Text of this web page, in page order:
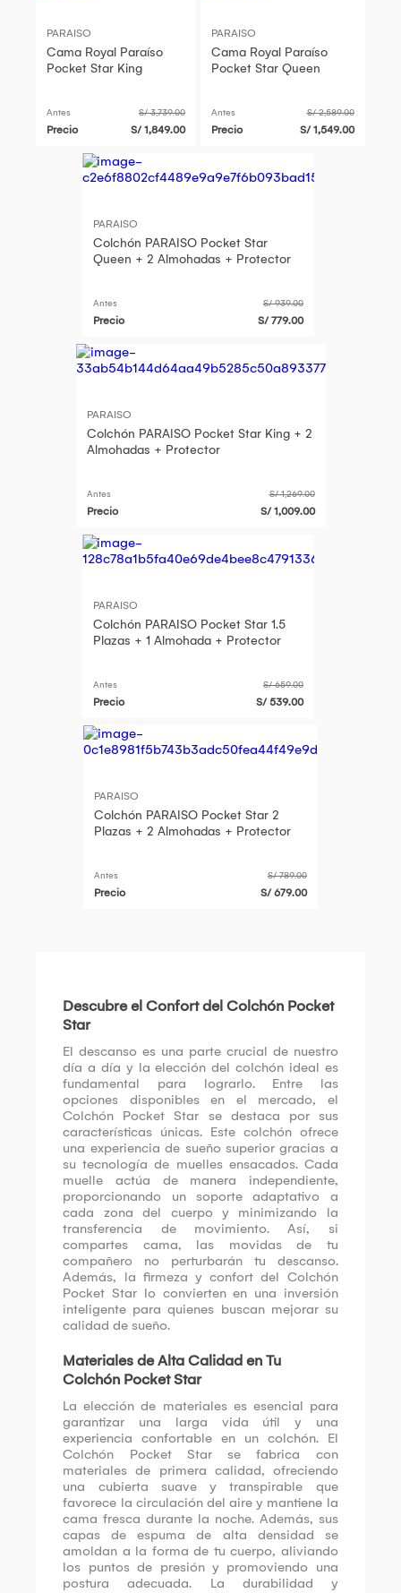
PARAISO
Cama Royal Paraíso
Pocket Star King
Antes S/ 3,739.00
Precio S/ 1,849.00
PARAISO
Cama Royal Paraíso
Pocket Star Queen
Antes S/ 2,589.00
Precio S/ 1,549.00
PARAISO
Colchón PARAISO Pocket Star
Queen + 2 Almohadas + Protector
Antes S/ 939.00
Precio S/ 779.00
PARAISO
Colchón PARAISO Pocket Star King + 2
Almohadas + Protector
Antes S/ 1,269.00
Precio S/ 1,009.00
PARAISO
Colchón PARAISO Pocket Star 1.5
Plazas + 1 Almohada + Protector
Antes S/ 659.00
Precio S/ 539.00
PARAISO
Colchón PARAISO Pocket Star 2
Plazas + 2 Almohadas + Protector
Antes S/ 789.00
Precio S/ 679.00
Descubre el Confort del Colchón Pocket
Star
El descanso es una parte crucial de nuestro
día a día y la elección del colchón ideal es
fundamental para lograrlo. Entre las
opciones disponibles en el mercado, el
Colchón Pocket Star se destaca por sus
características únicas. Este colchón ofrece
una experiencia de sueño superior gracias a
su tecnología de muelles ensacados. Cada
muelle actúa de manera independiente,
proporcionando un soporte adaptativo a
cada zona del cuerpo y minimizando la
transferencia de movimiento. Así, si
compartes cama, las movidas de tu
compañero no perturbarán tu descanso.
Además, la firmeza y confort del Colchón
Pocket Star lo convierten en una inversión
inteligente para quienes buscan mejorar su
calidad de sueño.
Materiales de Alta Calidad en Tu
Colchón Pocket Star
La elección de materiales es esencial para
garantizar una larga vida útil y una
experiencia confortable en un colchón. El
Colchón Pocket Star se fabrica con
materiales de primera calidad, ofreciendo
una cubierta suave y transpirable que
favorece la circulación del aire y mantiene la
cama fresca durante la noche. Además, sus
capas de espuma de alta densidad se
amoldan a la forma de tu cuerpo, aliviando
los puntos de presión y promoviendo una
postura adecuada. La durabilidad y